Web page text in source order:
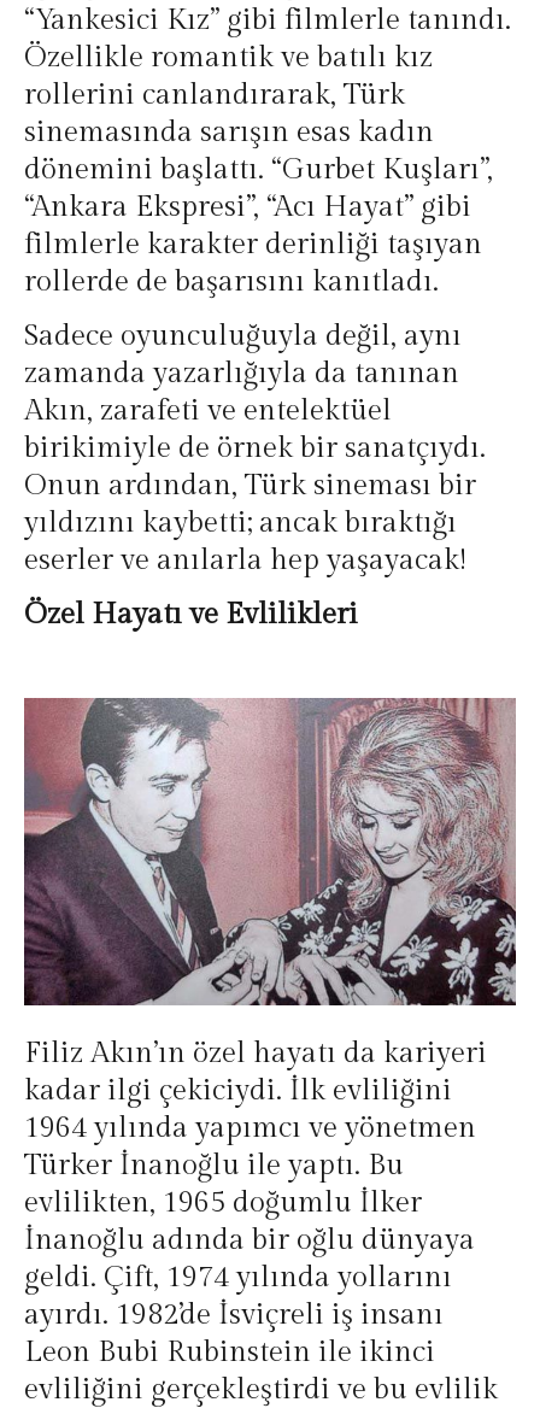
“Yankesici Kız” gibi filmlerle tanındı.
Özellikle romantik ve batılı kız
rollerini canlandırarak, Türk
sinemasında sarışın esas kadın
dönemini başlattı. “Gurbet Kuşları”,
“Ankara Ekspresi”, “Acı Hayat” gibi
filmlerle karakter derinliği taşıyan
rollerde de başarısını kanıtladı.
Sadece oyunculuğuyla değil, aynı
zamanda yazarlığıyla da tanınan
Akın, zarafeti ve entelektüel
birikimiyle de örnek bir sanatçıydı.
Onun ardından, Türk sineması bir
yıldızını kaybetti; ancak bıraktığı
eserler ve anılarla hep yaşayacak!
Özel Hayatı ve Evlilikleri
Filiz Akın’ın özel hayatı da kariyeri
kadar ilgi çekiciydi. İlk evliliğini
1964 yılında yapımcı ve yönetmen
Türker İnanoğlu ile yaptı. Bu
evlilikten, 1965 doğumlu İlker
İnanoğlu adında bir oğlu dünyaya
geldi. Çift, 1974 yılında yollarını
ayırdı. 1982’de İsviçreli iş insanı
Leon Bubi Rubinstein ile ikinci
evliliğini gerçekleştirdi ve bu evlilik